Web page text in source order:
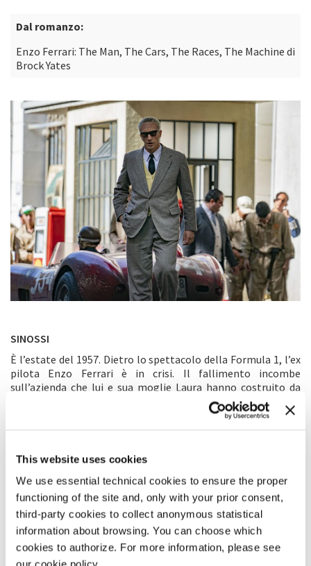
This website uses cookies
We use essential technical cookies to ensure the proper
functioning of the site and, only with your prior consent,
third-party cookies to collect anonymous statistical
information about browsing. You can choose which
cookies to authorize. For more information, please see
Dal romanzo:
Enzo Ferrari: The Man, The Cars, The Races, The Machine di
Brock Yates
SINOSSI
È l’estate del 1957. Dietro lo spettacolo della Formula 1, l’ex
pilota Enzo Ferrari è in crisi. Il fallimento incombe
sull’azienda che lui e sua moglie Laura hanno costruito da
zero dieci anni prima. Il loro matrimonio si incrina con la
perdita del loro unico figlio Dino. Ferrari lotta per
quando si lanciano nella pericolosa corsa che attraversa
COMMENTO DEL REGISTA
Molto tempo prima di girareFerrari, ho avuto l’opportunità
di camminare nelle stanze della casa di Enzo, vedere i suoi
diari, conoscere le sue abitudini, meravigliarmi della carta da